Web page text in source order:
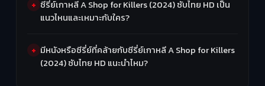
ซีรี่ย์เกาหลี A Shop for Killers (2024) ซับไทย HD เป็น
แนวไหนและเหมาะกับใคร?
มีหนังหรือซีรี่ย์ที่คล้ายกับซีรี่ย์เกาหลี A Shop for Killers
(2024) ซับไทย HD แนะนำไหม?